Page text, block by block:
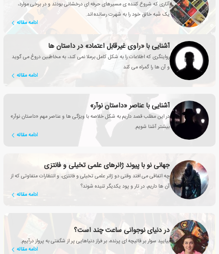
آثاری که شروع کننده ی مسیرهای حرفه ایِ درخشانی بودند و در برخی موارد،
یک شَبه خالق خود را به شهرت رسانده اند.
ادامه مقاله
آشنایی با «راوی غیرقابل اعتماد» در داستان ها
روایتگری که اطلاعات را به شکل کامل برملا نمی کند، به مخاطبین دروغ می گوید
و آن ها را گمراه می کند
ادامه مقاله
آشنایی با عناصر «داستان نوآر»
در این مطلب قصد داریم به شکل خلاصه با ویژگی ها و عناصر مهم «داستان نوآر»
بیشتر آشنا شویم.
ادامه مقاله
جهانی نو با پیوند ژانرهای علمی تخیلی و فانتزی
چه اتفاقی می افتد وقتی دو ژانر علمی تخیلی و فانتزی، و انتظارات متفاوتی که از
آن ها داریم، در تار و پود یکدیگر تنیده شوند؟
ادامه مقاله
در دنیای نوجوانی ساعت چند است؟
بیایید سوار بر قالیچه ای پرنده، بر فراز دنیاهایی پر از شگفتی به پرواز درآییم.
ادامه مقاله